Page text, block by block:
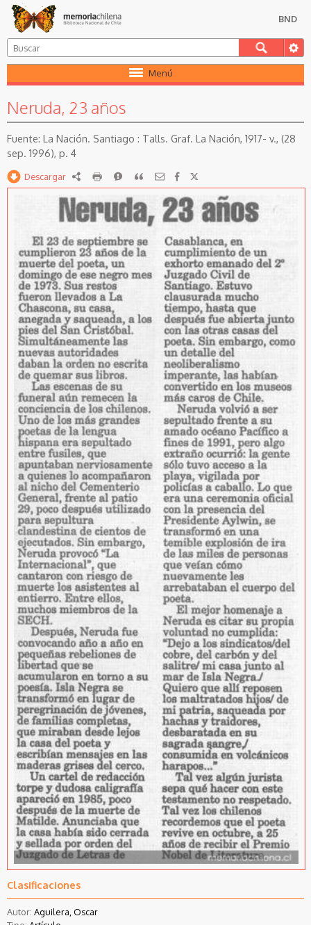
BND
Menú
Neruda, 23 años
La Nación. Santiago : Talls. Graf. La Nación, 1917- v., (28
sep. 1996), p. 4
Descargar RDF imprimirReportarCitar
Clasificaciones
Autor: Aguilera, Oscar